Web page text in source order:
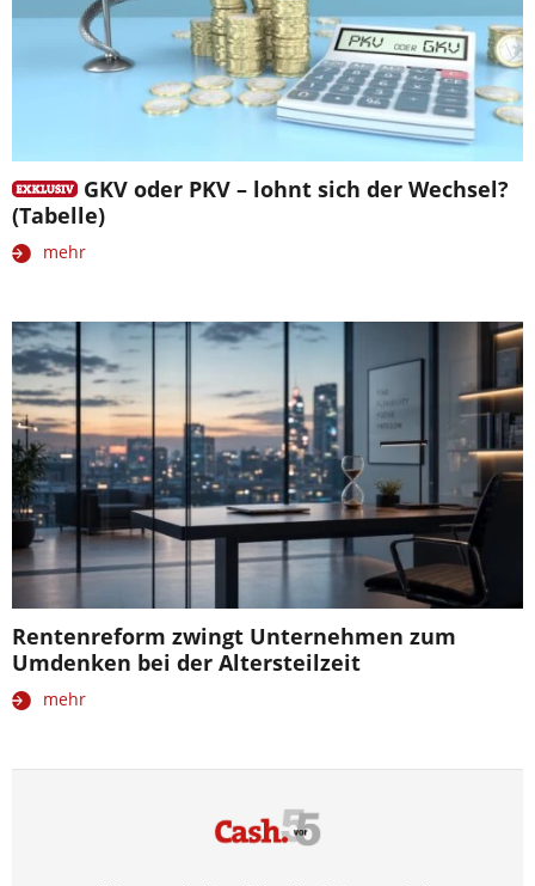
GKV oder PKV – lohnt sich der Wechsel?
(Tabelle)
mehr
Rentenreform zwingt Unternehmen zum
Umdenken bei der Altersteilzeit
mehr